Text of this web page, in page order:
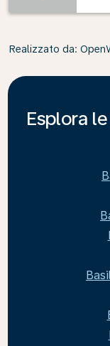
Realizzato da:
Esplora